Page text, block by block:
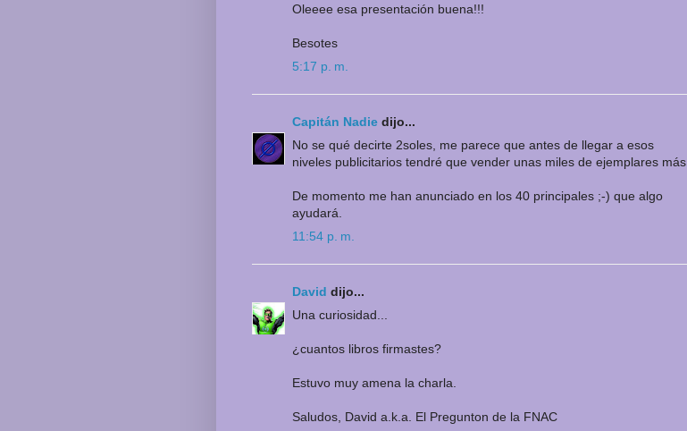
Oleeee esa presentación buena!!!
Besotes
5:17 p. m.
Capitán Nadie dijo...
No se qué decirte 2soles, me parece que antes de llegar a esos
niveles publicitarios tendré que vender unas miles de ejemplares más.
De momento me han anunciado en los 40 principales ;-) que algo
ayudará.
11:54 p. m.
David dijo...
Una curiosidad...
¿cuantos libros firmastes?
Estuvo muy amena la charla.
Saludos, David a.k.a. El Pregunton de la FNAC